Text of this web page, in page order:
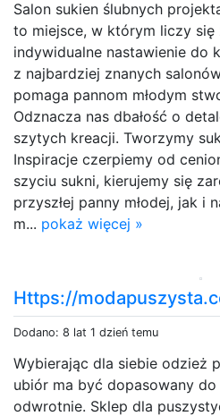
Salon sukien ślubnych
to miejsce, w którym liczy się
indywidualne nastawienie do
z najbardziej znanych
pomaga pannom młodym
Odznacza nas dbałość o
szytych kreacji. Tworzymy
Inspiracje czerpiemy od
szyciu sukni, kierujemy się
przyszłej panny młodej, jak i
m... pokaż więcej »
Https://
Dodano: 8 lat 1 dzień temu
Wybierając dla siebie odzież
ubiór ma być dopasowany do
odwrotnie. Sklep dla